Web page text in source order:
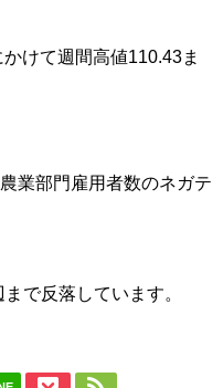
けて週間高値110.43ま
業部門雇用者数のネガテ
で反落しています。